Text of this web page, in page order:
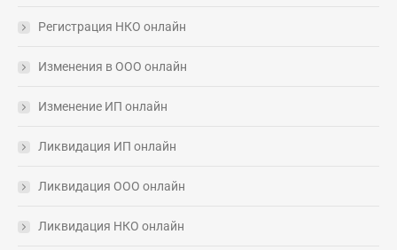
Регистрация НКО онлайн
Изменения в ООО онлайн
Изменение ИП онлайн
Ликвидация ИП онлайн
Ликвидация ООО онлайн
Ликвидация НКО онлайн